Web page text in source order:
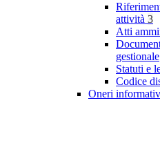
attività 3
Atti
gestionale
Statuti e
Codice
Oneri